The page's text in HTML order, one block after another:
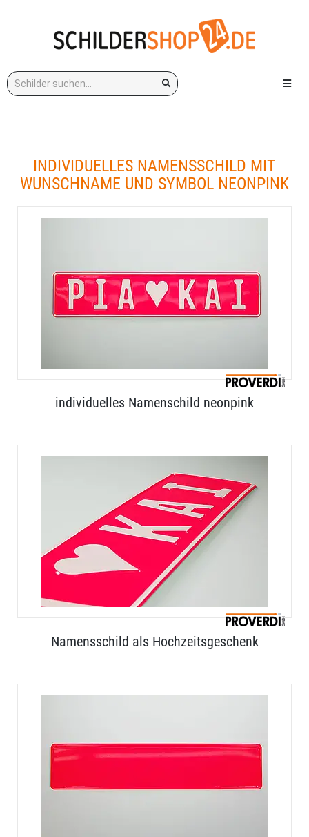
Stichwort: Menü
INDIVIDUELLES NAMENSSCHILD MIT
WUNSCHNAME UND SYMBOL NEONPINK
individuelles Namenschild neonpink
Namensschild als Hochzeitsgeschenk